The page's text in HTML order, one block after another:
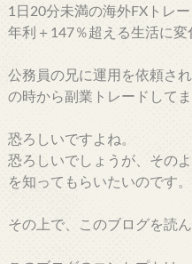
1日20分未満の海外FXトレ
年利＋147％超える生活に変
公務員の兄に運用を依頼さ
の時から副業トレードしてま
恐ろしいですよね。
恐ろしいでしょうが、その
を知ってもらいたいのです。
その上で、このブログを読